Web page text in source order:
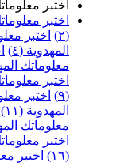
معلوماتك المهدوية
معلوماتك المهدوية (١)
اختبر معلوماتك المهدوية
اختبر معلوماتك
المهدوية (٦)
معلوماتك المهدوية (٨)
اختبر معلوماتك المهدوية
اختبر
المهدوية (١٣)
معلوماتك المهدوية (١٥)
اختبر معلوماتك المهدوية